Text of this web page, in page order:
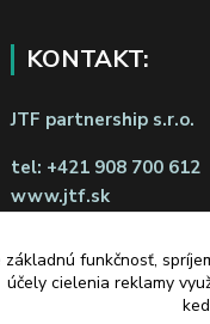
KONTAKT:
JTF partnership s.r.o.
tel: +421 908 700 612
www.jtf.sk
Odstúpiť od zmluvy tu
základnú funkčnosť,
účely cielenia reklamy